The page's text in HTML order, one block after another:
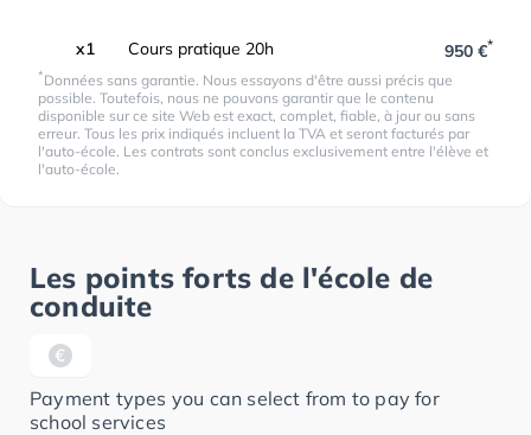
x1 Cours pratique 20h 950 €*
*Données sans garantie. Nous essayons d'être aussi précis que
possible. Toutefois, nous ne pouvons garantir que le contenu
disponible sur ce site Web est exact, complet, fiable, à jour ou sans
erreur. Tous les prix indiqués incluent la TVA et seront facturés par
l'auto-école. Les contrats sont conclus exclusivement entre l'élève et
l'auto-école.
Les points forts de l'école de
conduite
Payment types you can select from to pay for
school services